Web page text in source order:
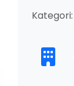
Kategori: